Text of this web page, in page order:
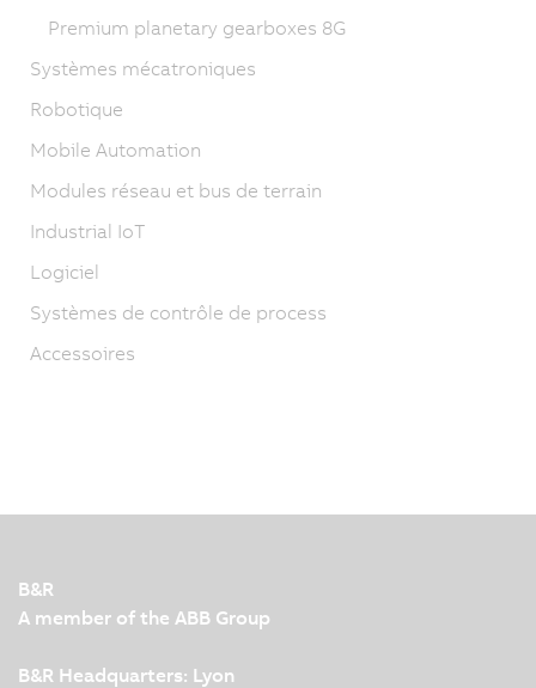
Premium planetary gearboxes 8G
Systèmes mécatroniques
Robotique
Mobile Automation
Modules réseau et bus de terrain
Industrial IoT
Logiciel
Systèmes de contrôle de process
Accessoires
B&R
A member of the ABB Group
B&R Headquarters: Lyon